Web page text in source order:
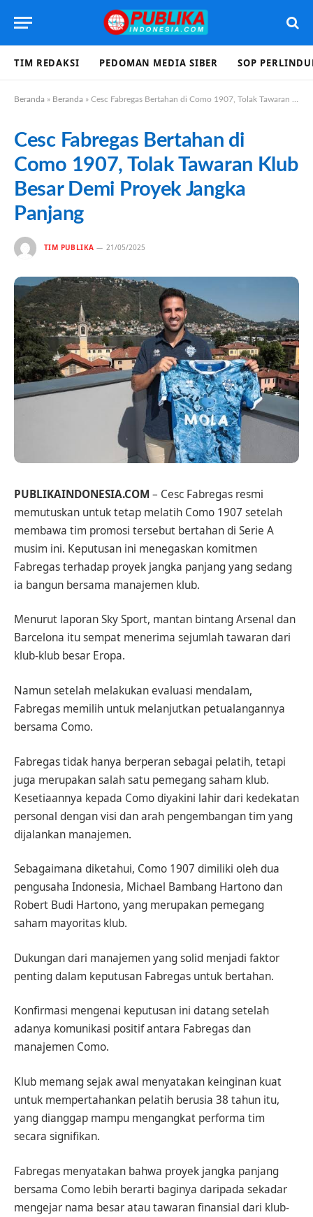
TIM REDAKSI PEDOMAN MEDIA SIBER SOP
Beranda » Beranda » Cesc Fabregas Bertahan di Como 1907, Tolak Tawaran Klub Besar Demi Proyek Jangka Panjang
Cesc Fabregas Bertahan di
Como 1907, Tolak Tawaran Klub
Besar Demi Proyek Jangka
Panjang
TIM PUBLIKA 21/05/2025
PUBLIKAINDONESIA.COM – Cesc Fabregas resmi
memutuskan untuk tetap melatih Como 1907 setelah
membawa tim promosi tersebut bertahan di Serie A
musim ini. Keputusan ini menegaskan komitmen
Fabregas terhadap proyek jangka panjang yang sedang
ia bangun bersama manajemen klub.
Menurut laporan Sky Sport, mantan bintang Arsenal dan
Barcelona itu sempat menerima sejumlah tawaran dari
klub-klub besar Eropa.
Namun setelah melakukan evaluasi mendalam,
Fabregas memilih untuk melanjutkan petualangannya
bersama Como.
Fabregas tidak hanya berperan sebagai pelatih, tetapi
juga merupakan salah satu pemegang saham klub.
Kesetiaannya kepada Como diyakini lahir dari kedekatan
personal dengan visi dan arah pengembangan tim yang
dijalankan manajemen.
Sebagaimana diketahui, Como 1907 dimiliki oleh dua
pengusaha Indonesia, Michael Bambang Hartono dan
Robert Budi Hartono, yang merupakan pemegang
saham mayoritas klub.
Dukungan dari manajemen yang solid menjadi faktor
penting dalam keputusan Fabregas untuk bertahan.
Konfirmasi mengenai keputusan ini datang setelah
adanya komunikasi positif antara Fabregas dan
manajemen Como.
Klub memang sejak awal menyatakan keinginan kuat
untuk mempertahankan pelatih berusia 38 tahun itu,
yang dianggap mampu mengangkat performa tim
secara signifikan.
Fabregas menyatakan bahwa proyek jangka panjang
bersama Como lebih berarti baginya daripada sekadar
mengejar nama besar atau tawaran finansial dari klub-